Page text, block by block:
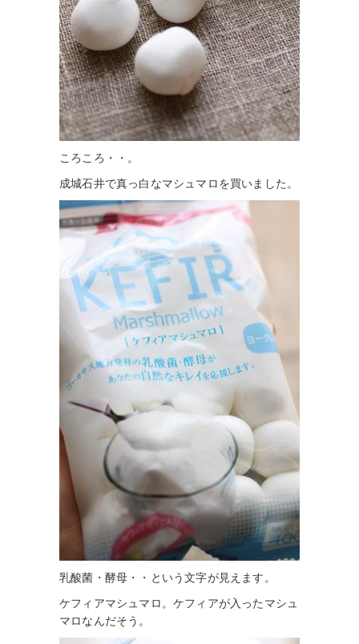
ころころ・・。
成城石井で真っ白なマシュマロを買いました。
乳酸菌・酵母・・という文字が見えます。
ケフィアマシュマロ。ケフィアが入ったマシュ
マロなんだそう。